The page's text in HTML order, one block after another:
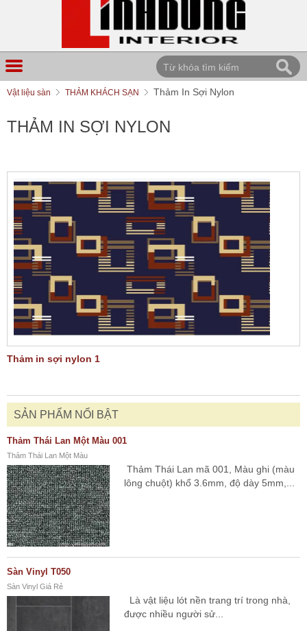
Vật liệu sàn THẢM KHÁCH SẠN Thảm In Sợi Nylon
THẢM IN SỢI NYLON
Thảm in sợi nylon 1
SẢN PHẨM NỔI BẬT
Thảm Thái Lan Một Màu 001
Thảm Thái Lan Một Màu
Thảm Thái Lan mã 001, Màu ghi (màu
lông chuột) khổ 3.6mm, độ dày 5mm,...
Sàn Vinyl T050
Sàn Vinyl Giá Rẻ
Là vật liệu lót nền trang trí trong nhà,
được nhiều người sử...